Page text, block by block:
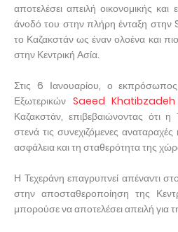
αποτελέσει απειλή οικονομικής
άνοδό του στην πλήρη ένταξη στην
το Καζακστάν ως έναν ολοένα και
στην Κεντρική Ασία.
Στις 6 Ιανουαρίου, ο
Εξωτερικών Saeed Khatibzadeh
Καζακστάν, επιβεβαιώνοντας ότι
στενά τις συνεχιζόμενες
ασφάλεια και τη σταθερότητα της
Η Τεχεράνη επαγρυπνεί απέναντι
στην αποσταθεροποίηση της
μπορούσε να αποτελέσει απειλή για